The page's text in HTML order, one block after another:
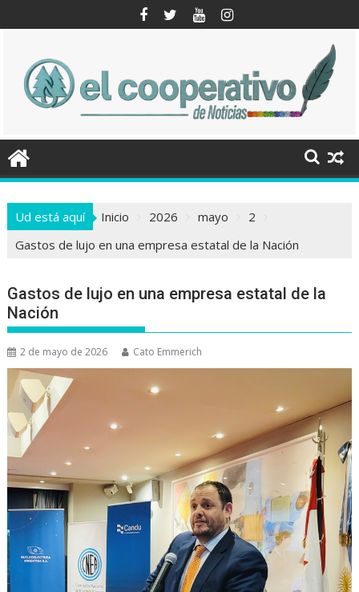
al
Ud está aquí Inicio 2026 mayo
2
Gastos de lujo en una empresa estatal de la Nación
Gastos de lujo en una empresa estatal de la
Nación
2 de mayo de 2026 Cato Emmerich